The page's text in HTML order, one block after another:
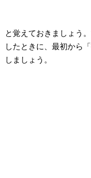
と覚えておきましょう
したときに、最初から
しましょう。